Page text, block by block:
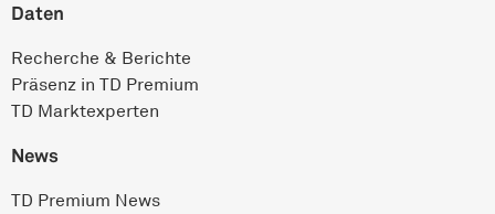
Daten
Recherche & Berichte
Präsenz in TD Premium
TD Marktexperten
News
TD Premium News